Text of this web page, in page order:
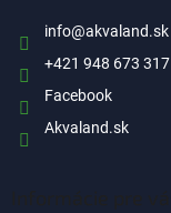
info@akvaland.sk
+421 948 673 317
Facebook
Akvaland.sk